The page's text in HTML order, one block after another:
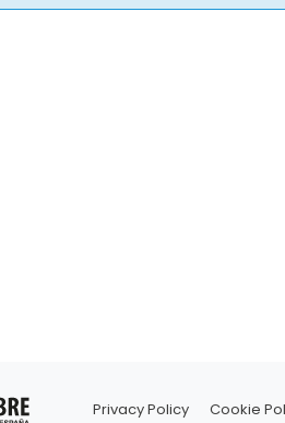
Privacy Policy Cookie